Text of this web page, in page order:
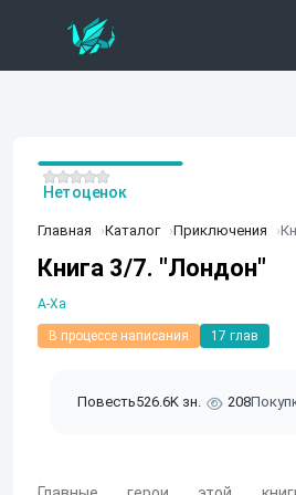
Главная Каталог Приключения
Книга 3/7. "Лондон"
А-Ха
В процессе написания 17 глав
Повесть526.6K зн. 208
Нет оценок